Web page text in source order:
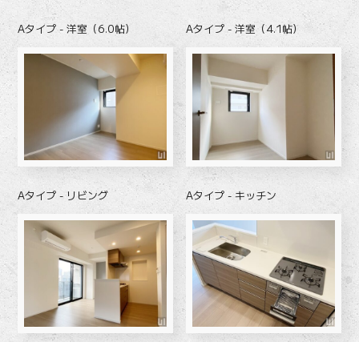
Aタイプ - 洋室（6.0帖） Aタイプ - 洋室（4.1帖）
Aタイプ - リビング Aタイプ - キッチン